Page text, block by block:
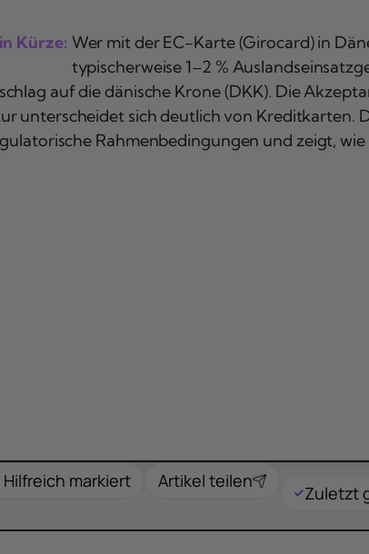
Kürze: Wer mit der EC-Karte (Girocard) in
typischerweise 1–2 %
auf die dänische Krone (DKK). Die
unterscheidet sich deutlich von Kreditkarten.
Rahmenbedingungen und zeigt,
Hilfreich markiert Artikel teilen
Zuletzt